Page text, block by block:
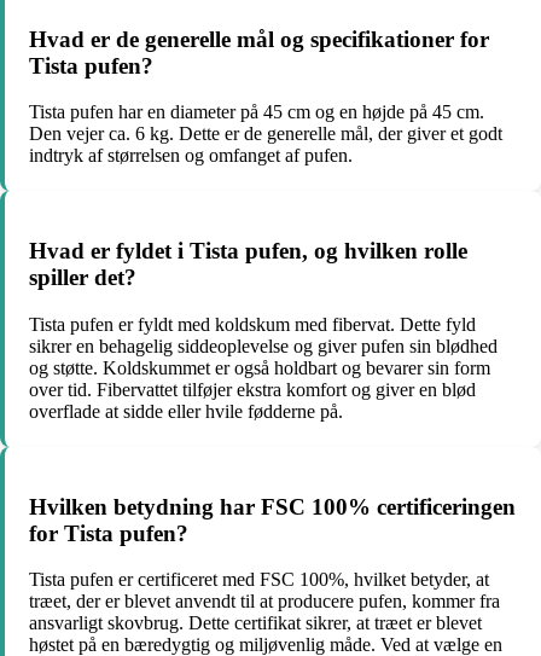
Hvad er de generelle mål og specifikationer for
Tista pufen?
Tista pufen har en diameter på 45 cm og en højde på 45 cm.
Den vejer ca. 6 kg. Dette er de generelle mål, der giver et godt
indtryk af størrelsen og omfanget af pufen.
Hvad er fyldet i Tista pufen, og hvilken rolle
spiller det?
Tista pufen er fyldt med koldskum med fibervat. Dette fyld
sikrer en behagelig siddeoplevelse og giver pufen sin blødhed
og støtte. Koldskummet er også holdbart og bevarer sin form
over tid. Fibervattet tilføjer ekstra komfort og giver en blød
overflade at sidde eller hvile fødderne på.
Hvilken betydning har FSC 100% certificeringen
for Tista pufen?
Tista pufen er certificeret med FSC 100%, hvilket betyder, at
træet, der er blevet anvendt til at producere pufen, kommer fra
ansvarligt skovbrug. Dette certifikat sikrer, at træet er blevet
høstet på en bæredygtig og miljøvenlig måde. Ved at vælge en